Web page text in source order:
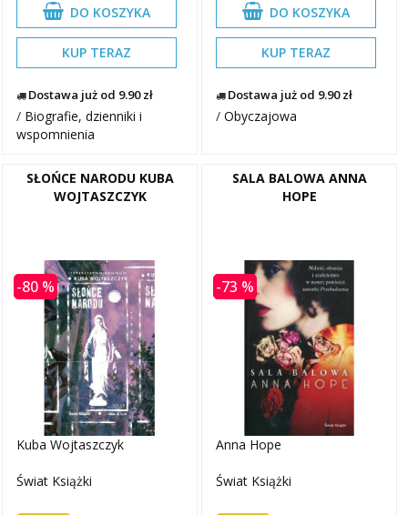
DO KOSZYKA
KUP TERAZ
Dostawa już od 9.90 zł
/ Biografie, dzienniki i
wspomnienia
DO KOSZYKA
KUP TERAZ
Dostawa już od 9.90 zł
/Obyczajowa
SŁOŃCE NARODU KUBA
WOJTASZCZYK
-80 %
Kuba Wojtaszczyk
Świat Książki
SALA BALOWA ANNA
HOPE
-73 %
Anna Hope
Świat Książki